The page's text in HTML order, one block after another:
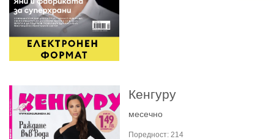
Кенгуру
месечно
Поредност: 214